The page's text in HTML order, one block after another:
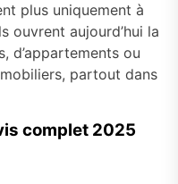
plus uniquement à
ouvrent aujourd’hui la
d’appartements ou
partout dans
complet 2025